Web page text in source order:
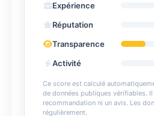
Expérience
Réputation
Transparence
Activité
Ce score est calculé
de données publiques vérifiables.
recommandation ni un avis. Les
régulièrement.